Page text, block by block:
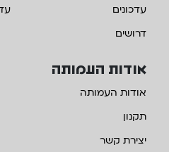
אודות העמותה
אודות העמותה
תקנון
יצירת קשר
עדכונים
דרושים